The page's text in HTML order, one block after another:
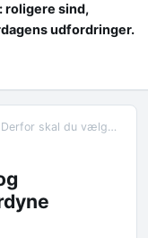
roligere sind,
udfordringer.
Derfor skal du vælge en temperaturregulerende og allergivenlig kapok juniordyne